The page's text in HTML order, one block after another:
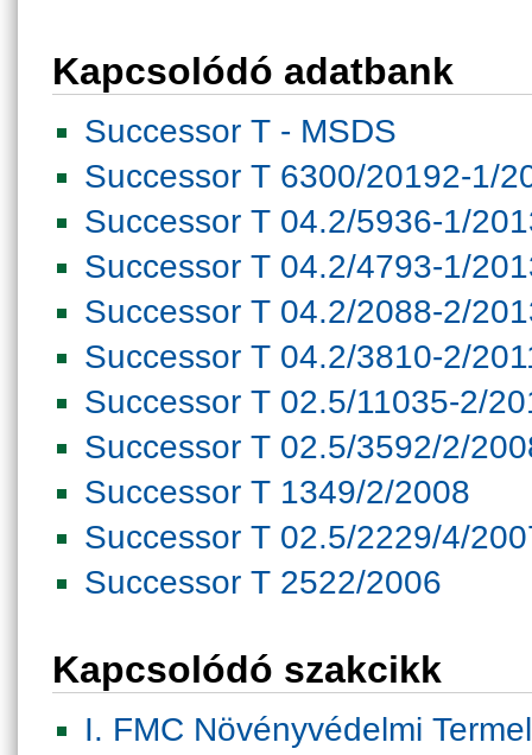
Kapcsolódó adatbank
Successor T - MSDS
Successor T 6300/20192-1/
Successor T 04.2/5936-1/
Successor T 04.2/4793-1/
Successor T 04.2/2088-2/
Successor T 04.2/3810-2/
Successor T 02.5/11035-2/
Successor T 02.5/3592/2/
Successor T 1349/2/2008
Successor T 02.5/2229/4/
Successor T 2522/2006
Kapcsolódó szakcikk
I. FMC Növényvédelmi